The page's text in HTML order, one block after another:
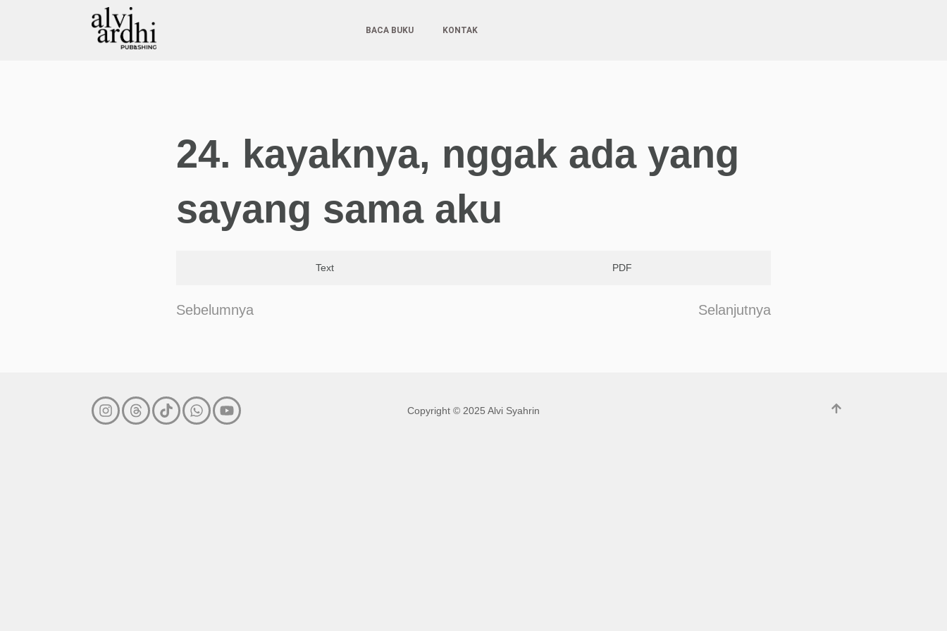
BACA BUKU KONTAK
24. kayaknya, nggak ada yang
sayang sama aku
Text PDF
Sebelumnya Selanjutnya
Copyright © 2025 Alvi Syahrin